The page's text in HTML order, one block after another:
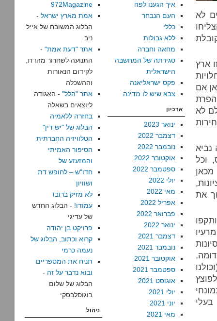
לא
ארץ
אם
הפרת
לא
נביא
וכל
מכאן
את
איך הגענו לפה
העם הנבחר
כללי
ללא גבולות
מחאה וחברה
סגירתה של המחשבה
הישראלית
פקס ישראליאנה
צבא שיש לו מדינה
ארכיון
ינואר 2023
דצמבר 2022
נובמבר 2022
אוקטובר 2022
ספטמבר 2022
יולי 2022
מאי 2022
אפריל 2022
פברואר 2022
ינואר 2022
דצמבר 2021
נובמבר 2021
אוקטובר 2021
ספטמבר 2021
אוגוסט 2021
יולי 2021
יוני 2021
מאי 2021
972Magazine
אמת מארץ ישראל -
הבלוג המשובח של אייל
ניב
אתר "דעת אמת" -
התנועה לשחרור מהדת,
לקידום הנאורות
וההשכלה
אתר "הלל" - האגודה
ליוצאים בשאלה
בחזרה ללאמיה
הבלוג של "יש דין"
הטלוויזיה החברתית
הסיפור האמיתי
והמזעזע של
חדו"ש – לחופש דת
ושוויון
לא מזיק ברובו
עמודו! - הבלוג החדש
של עדיגי
פרויקט בן יהודה
קרוא וכתוב, הבלוג של
נעמה כרמי
תניח את המספריים
ובוא נדבר על זה -
הבלוג של שלום
בוגוסלבסקי
ניהול